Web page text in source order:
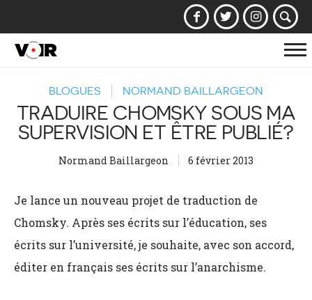
BLOGUES NORMAND BAILLARGEON
TRADUIRE CHOMSKY SOUS MA
SUPERVISION ET ÊTRE PUBLIÉ?
Normand Baillargeon 6 février 2013
Je lance un nouveau projet de traduction de
Chomsky. Après ses écrits sur l’éducation, ses
écrits sur l’université, je souhaite, avec son accord,
éditer en français ses écrits sur l’anarchisme.